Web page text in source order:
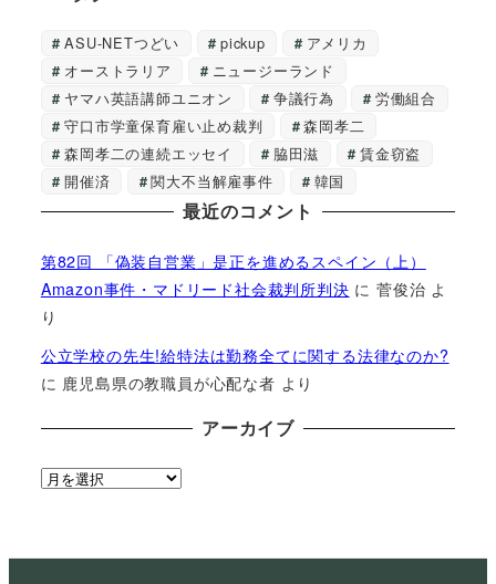
ASU-NETつどい pickup
アメリカ
オーストラリア
ニュージーランド
ヤマハ英語講師ユニオン
争議行為
労働組合
守口市学童保育雇い止め裁判
森岡孝二
森岡孝二の連続エッセイ
脇田滋
賃金窃盗
開催済
関大不当解雇事件 韓国
最近のコメント
第82回 「偽装自営業」是正を進めるスペイン（上）
Amazon事件・マドリード社会裁判所判決 に菅俊治 よ
り
公立学校の先生!給特法は勤務全てに関する法律なのか?
に 鹿児島県の教職員が心配な者 より
アーカイブ
ア
イ